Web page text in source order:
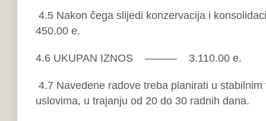
4.5 Nakon čega slijedi konzervacija i
450.00 e.
4.6 UKUPAN IZNOS ——— 3.110.00 e.
4.7 Navedene radove treba planirati u stabilnim
uslovima, u trajanju od 20 do 30 radnih dana.